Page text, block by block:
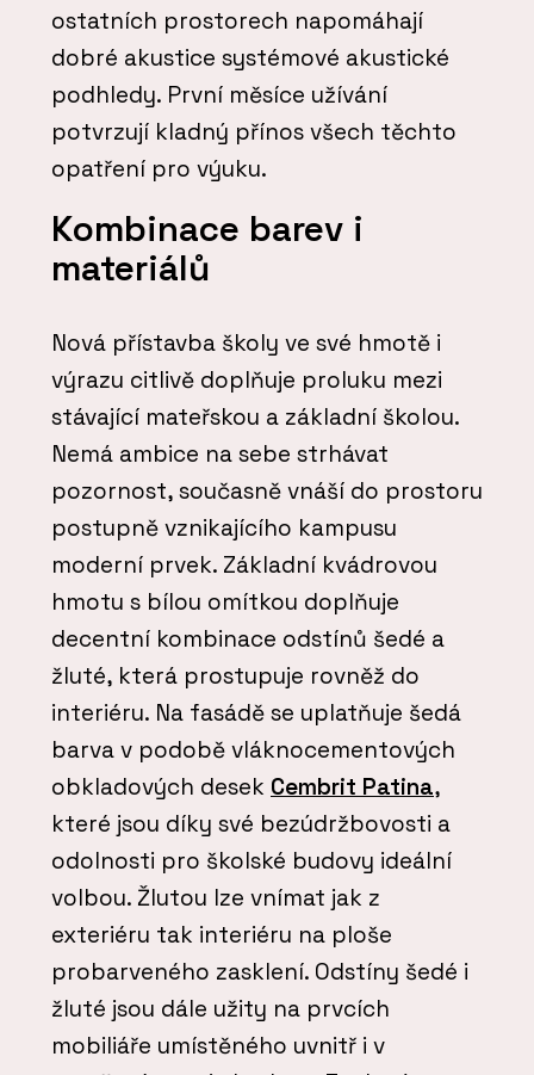
ostatních prostorech napomáhají
dobré akustice systémové akustické
podhledy. První měsíce užívání
potvrzují kladný přínos všech těchto
opatření pro výuku.
Kombinace barev i
materiálů
Nová přístavba školy ve své hmotě i
výrazu citlivě doplňuje proluku mezi
stávající mateřskou a základní školou.
Nemá ambice na sebe strhávat
pozornost, současně vnáší do prostoru
postupně vznikajícího kampusu
moderní prvek. Základní kvádrovou
hmotu s bílou omítkou doplňuje
decentní kombinace odstínů šedé a
žluté, která prostupuje rovněž do
interiéru. Na fasádě se uplatňuje šedá
barva v podobě vláknocementových
obkladových desek Cembrit Patina,
které jsou díky své bezúdržbovosti a
odolnosti pro školské budovy ideální
volbou. Žlutou lze vnímat jak z
exteriéru tak interiéru na ploše
probarveného zasklení. Odstíny šedé i
žluté jsou dále užity na prvcích
mobiliáře umístěného uvnitř i v